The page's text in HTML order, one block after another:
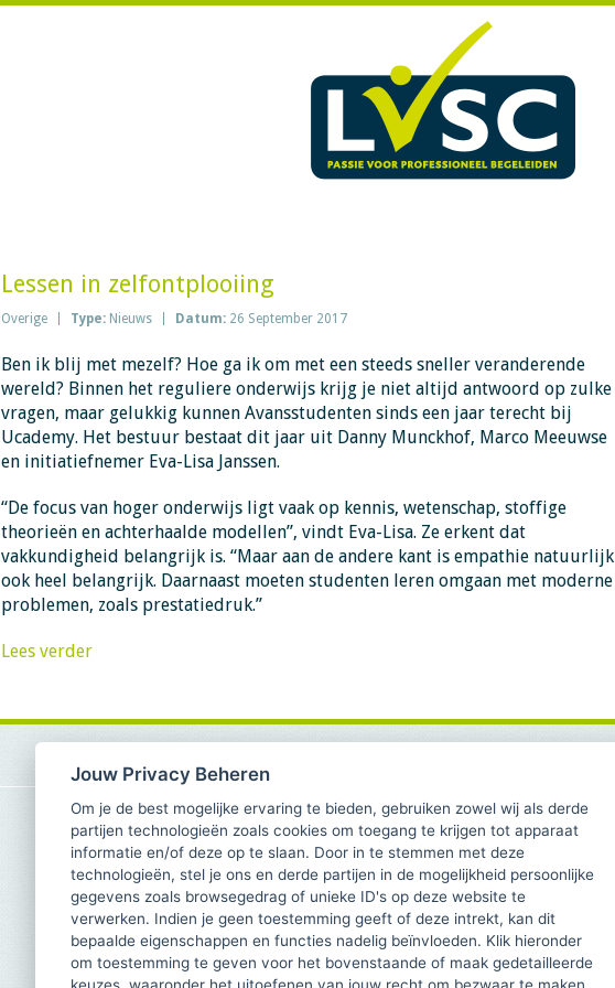
Lessen in zelfontplooiing
Overige Type: Nieuws Datum: 26 September 2017
Ben ik blij met mezelf? Hoe ga ik om met een steeds sneller veranderende
wereld? Binnen het reguliere onderwijs krijg je niet altijd antwoord op zulke
vragen, maar gelukkig kunnen Avansstudenten sinds een jaar terecht bij
Ucademy. Het bestuur bestaat dit jaar uit Danny Munckhof, Marco Meeuwse
en initiatiefnemer Eva-Lisa Janssen.
“De focus van hoger onderwijs ligt vaak op kennis, wetenschap, stoffige
theorieën en achterhaalde modellen”, vindt Eva-Lisa. Ze erkent dat
vakkundigheid belangrijk is. “Maar aan de andere kant is empathie natuurlijk
ook heel belangrijk. Daarnaast moeten studenten leren omgaan met moderne
problemen, zoals prestatiedruk.”
Lees verder
Jouw Privacy Beheren
Om je de best mogelijke ervaring te bieden, gebruiken zowel wij als derde
partijen technologieën zoals cookies om toegang te krijgen tot apparaat
informatie en/of deze op te slaan. Door in te stemmen met deze
technologieën, stel je ons en derde partijen in de mogelijkheid persoonlijke
gegevens zoals browsegedrag of unieke ID's op deze website te
verwerken. Indien je geen toestemming geeft of deze intrekt, kan dit
bepaalde eigenschappen en functies nadelig beïnvloeden. Klik hieronder
om toestemming te geven voor het bovenstaande of maak gedetailleerde